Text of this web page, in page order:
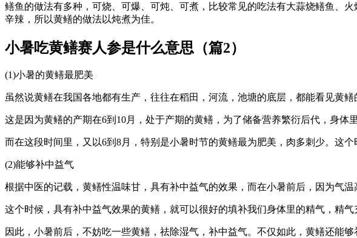
鳝鱼的做法有多种，可烧、可爆、可炖、可煮，比较常见的吃法有大蒜烧鳝鱼、
辛辣，所以黄鳝的做法以炖煮为佳。
小暑吃黄鳝赛人参是什么意思（篇2）
(1)小暑的黄鳝最肥美
虽然说黄鳝在我国各地都有生产，往往在稻田，河流，池塘的底层，都能看见黄
这是因为黄鳝的产期在6到10月，处于产期的黄鳝，为了储备营养繁衍后代，身体
而在这段时间里，又以6到8月，特别是小暑时节的黄鳝最为肥美，肉多刺少。这
(2)能够补中益气
根据中医的记载，黄鳝性温味甘，具有补中益气的效果，而在小暑前后，因为气
这个时候，具有补中益气效果的黄鳝，就可以很好的填补我们身体里的精气，精
因此，小暑前后，不妨吃一些黄鳝，祛除湿气，补中益气。不仅如此，黄鳝还能